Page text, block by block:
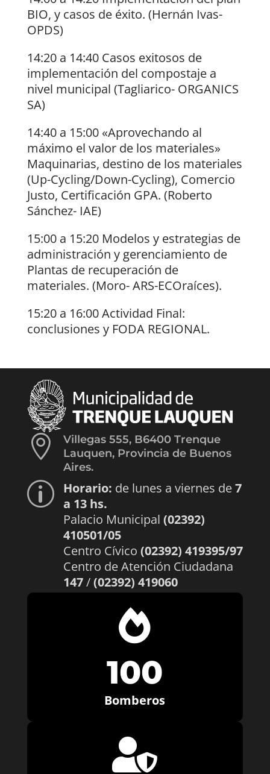
BIO, y casos de éxito. (Hernán Ivas-
OPDS)
14:20 a 14:40 Casos exitosos de
implementación del compostaje a
nivel municipal (Tagliarico- ORGANICS
SA)
14:40 a 15:00 «Aprovechando al
máximo el valor de los materiales»
Maquinarias, destino de los materiales
(Up-Cycling/Down-Cycling), Comercio
Justo, Certificación GPA. (Roberto
Sánchez- IAE)
15:00 a 15:20 Modelos y estrategias de
administración y gerenciamiento de
Plantas de recuperación de
materiales. (Moro- ARS-ECOraíces).
15:20 a 16:00 Actividad Final:
conclusiones y FODA REGIONAL.

Villegas 555, B6400 Trenque
Lauquen, Provincia de Buenos
Aires.
p Horario: de lunes a viernes de7
a 13 hs.
Palacio Municipal (02392)
410501/05
Centro Cívico (02392) 419395/97
Centro de Atención Ciudadana
147/(02392) 419060

100
Bomberos
